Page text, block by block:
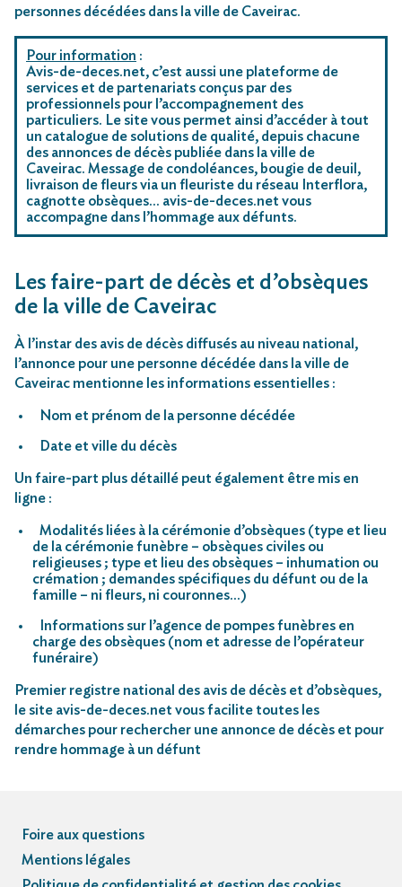
personnes décédées dans la ville de Caveirac.
Pour information :
Avis-de-deces.net, c’est aussi une plateforme de
services et de partenariats conçus par des
professionnels pour l’accompagnement des
particuliers. Le site vous permet ainsi d’accéder à tout
un catalogue de solutions de qualité, depuis chacune
des annonces de décès publiée dans la ville de
Caveirac. Message de condoléances, bougie de deuil,
livraison de fleurs via un fleuriste du réseau Interflora,
cagnotte obsèques… avis-de-deces.net vous
accompagne dans l’hommage aux défunts.
Les faire-part de décès et d’obsèques
de la ville de Caveirac
À l’instar des avis de décès diffusés au niveau national,
l’annonce pour une personne décédée dans la ville de
Caveirac mentionne les informations essentielles :
Nom et prénom de la personne décédée
Date et ville du décès
Un faire-part plus détaillé peut également être mis en
ligne :
Modalités liées à la cérémonie d’obsèques (type et lieu
de la cérémonie funèbre – obsèques civiles ou
religieuses ; type et lieu des obsèques – inhumation ou
crémation ; demandes spécifiques du défunt ou de la
famille – ni fleurs, ni couronnes…)
Informations sur l’agence de pompes funèbres en
charge des obsèques (nom et adresse de l’opérateur
funéraire)
Premier registre national des avis de décès et d’obsèques,
le site avis-de-deces.net vous facilite toutes les
démarches pour rechercher une annonce de décès et pour
rendre hommage à un défunt
Foire aux questions
Mentions légales